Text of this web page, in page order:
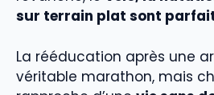
sur terrain plat sont
La rééducation après une
véritable marathon, mais